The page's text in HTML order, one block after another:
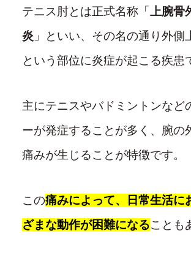
テニス肘とは正式名称「上腕骨
炎 」といい、その名の通り外側
という部位に炎症が起こる疾患
主にテニスやバドミントンなど
ーが発症することが多く、腕の
痛みが生じることが特徴です。
この痛みによって、日常生活に
ざまな動作が困難になることも